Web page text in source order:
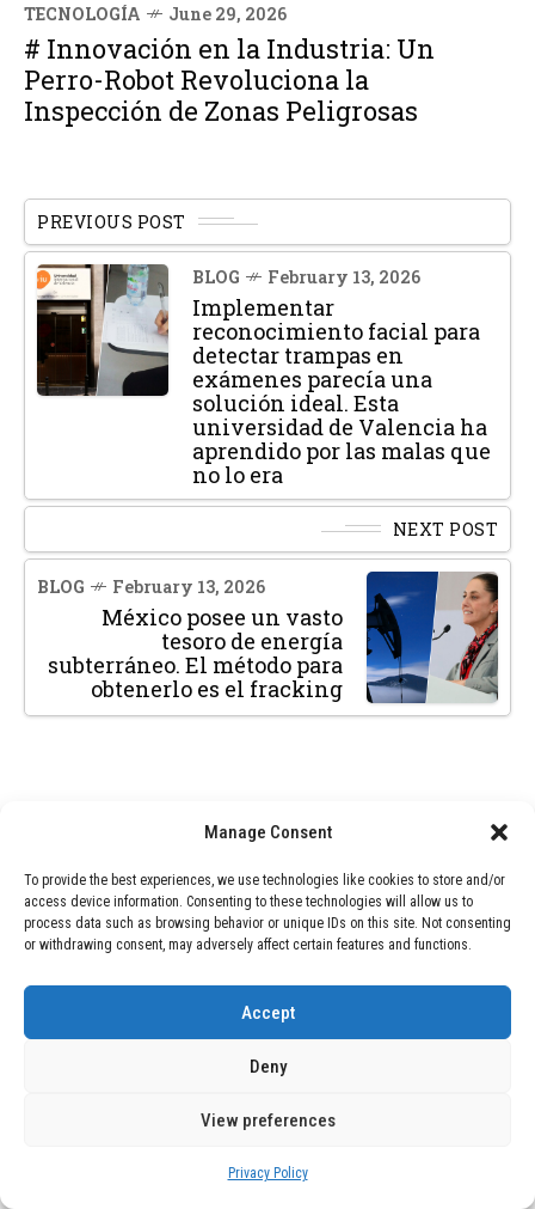
Manage Consent
To provide the best experiences, we use technologies like cookies to store and/or
access device information. Consenting to these technologies will allow us to
process data such as browsing behavior or unique IDs on this site. Not consenting
or withdrawing consent, may adversely affect certain features and functions.
Accept
Deny
View preferences
Privacy Policy
TECNOLOGÍA June 29, 2026
# Innovación en la Industria: Un
Perro-Robot Revoluciona la
Inspección de Zonas Peligrosas
PREVIOUS POST
BLOG February 13, 2026
Implementar
reconocimiento facial para
detectar trampas en
exámenes parecía una
solución ideal. Esta
universidad de Valencia ha
aprendido por las malas que
no lo era
NEXT POST
BLOG February 13, 2026
México posee un vasto
tesoro de energía
subterráneo. El método para
obtenerlo es el fracking
SEARCH
Terremoto en Colombia: Al menos 20 muertos
y daños significativos en infraestructuras
La Extraordinaria Historia de Lola: Una Vida